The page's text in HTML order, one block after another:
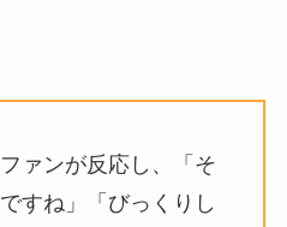
ァンが反応し、「そ
すね」「びっくりし